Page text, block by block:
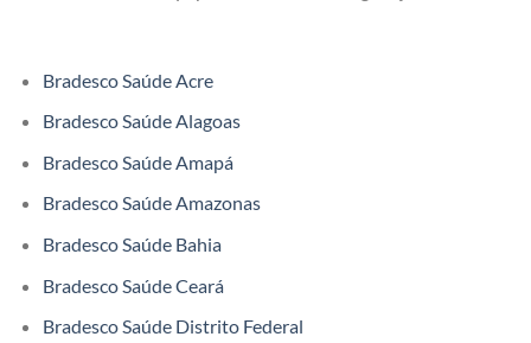
Bradesco Saúde Acre
Bradesco Saúde Alagoas
Bradesco Saúde Amapá
Bradesco Saúde Amazonas
Bradesco Saúde Bahia
Bradesco Saúde Ceará
Bradesco Saúde Distrito Federal